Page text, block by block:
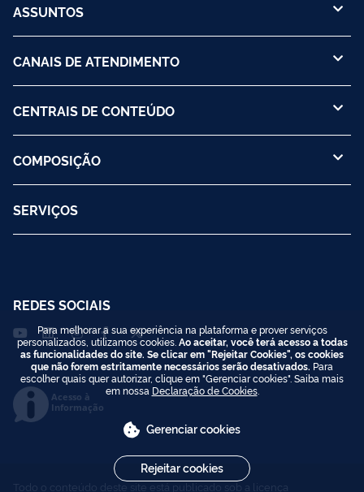
ASSUNTOS
CANAIS DE ATENDIMENTO
CENTRAIS DE CONTEÚDO
COMPOSIÇÃO
SERVIÇOS
REDES SOCIAIS
Acesso à
Informação
Todo o conteúdo deste site está publicado sob a licença
Para melhorar a sua experiência na plataforma e prover serviços
personalizados, utilizamos cookies. Ao aceitar, você terá acesso a todas
as funcionalidades do site. Se clicar em "Rejeitar Cookies", os cookies
que não forem estritamente necessários serão desativados. Para
escolher quais quer autorizar, clique em "Gerenciar cookies". Saiba mais
em nossa Declaração de Cookies.
Gerenciar cookies
Rejeitar cookies